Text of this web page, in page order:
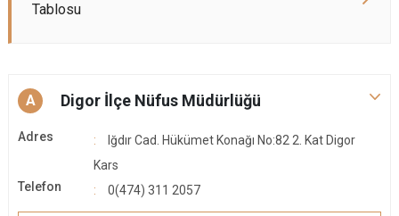
Tablosu
A Digor İlçe Nüfus Müdürlüğü
Adres
Iğdır Cad. Hükümet Konağı No:82 2. Kat Digor
Kars
Telefon
0(474) 311 2057